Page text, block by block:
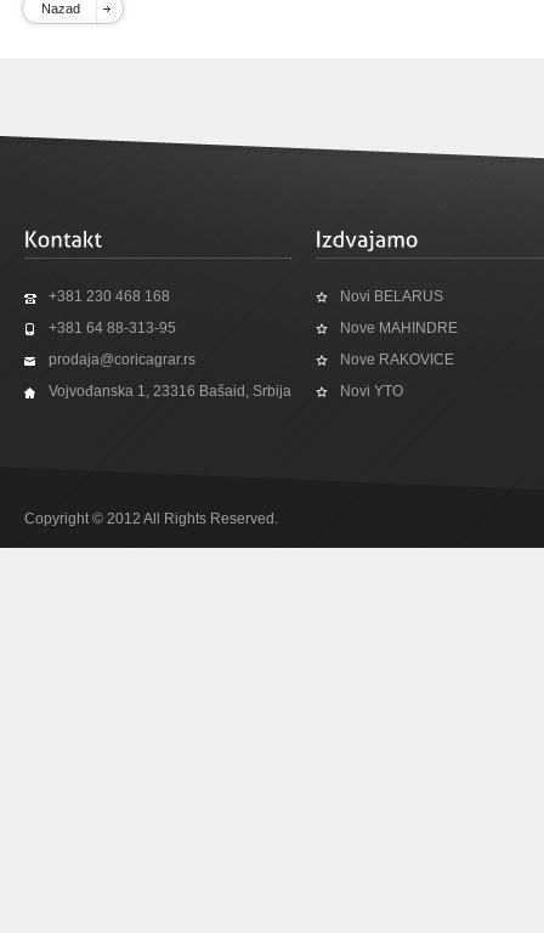
Nazad
+381 230 468 168
+381 64 88-313-95
prodaja@coricagrar.rs
Vojvođanska 1, 23316 Bašaid, Srbija
Novi BELARUS
Nove MAHINDRE
Nove RAKOVICE
Novi YTO
Copyright © 2012 All Rights Reserved.